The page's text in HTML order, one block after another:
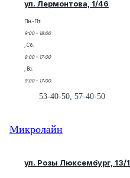
ул. Лермонтова, 1/46
Пн.-Пт.
9:00 - 18:00
, Сб.
9:00 - 17:00
, Вс.
9:00 - 17:00
53-40-50, 57-40-50
Микролайн
ул. Розы Люксембург, 13/1